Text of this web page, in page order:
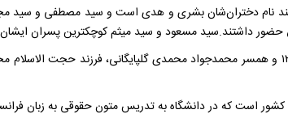
دارای 6 فرزند هستند نام دختران‌شان بشری و هدی است و سید مصطفی
سیده بشری خامنه ای متولد سال ۱۳۵۹ و همسر محمدجواد محمدی گلپایگانی، فرزند
کشور است که در دانشگاه به تدریس متون حقوقی به زبان